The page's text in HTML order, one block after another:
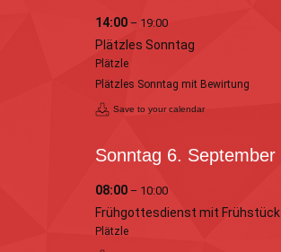
14:00 – 19:00
Plätzles Sonntag
Plätzle
Plätzles Sonntag mit Bewirtung
Save to your calendar
Sonntag 6. September
08:00 – 10:00
Frühgottesdienst mit Frühstück
Plätzle